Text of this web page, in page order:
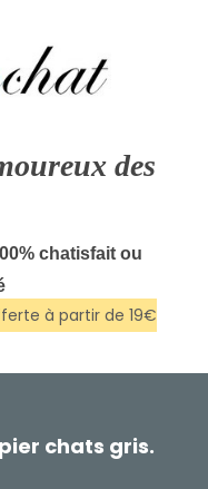
des
chatisfait ou
chats gris.